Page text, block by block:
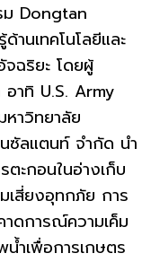
Dongtan
นเทคโนโลยีและ
ฉริยะ โดยผู้
าทิ U.S. Army
าวิทยาลัย
ซัลแตนท์ จำกัด นำ
ตะกอนในอ่างเก็บ
เสี่ยงอุทกภัย การ
ดการณ์ความเค็ม
ำเพื่อการเกษตร